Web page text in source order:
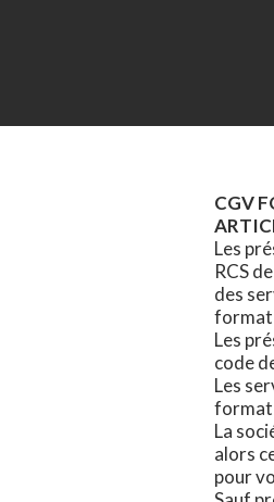
CGV
Les
RCS
des
format
Les
code
Les
format
La
alors
pour